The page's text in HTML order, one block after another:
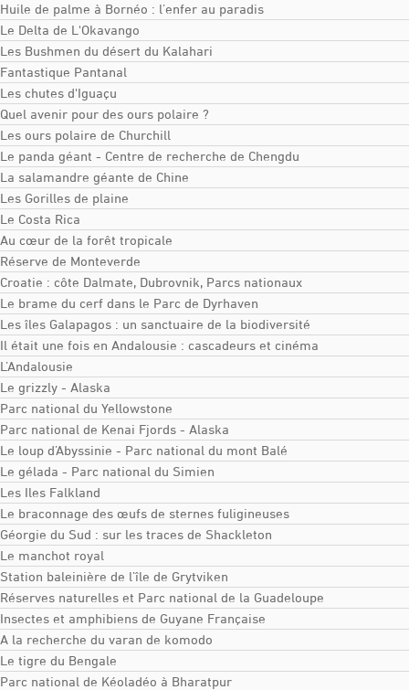
Huile de palme à Bornéo : l’enfer au paradis
Le Delta de L'Okavango
Les Bushmen du désert du Kalahari
Fantastique Pantanal
Les chutes d'Iguaçu
Quel avenir pour des ours polaire ?
Les ours polaire de Churchill
Le panda géant - Centre de recherche de Chengdu
La salamandre géante de Chine
Les Gorilles de plaine
Le Costa Rica
Au cœur de la forêt tropicale
Réserve de Monteverde
Croatie : côte Dalmate, Dubrovnik, Parcs nationaux
Le brame du cerf dans le Parc de Dyrhaven
Les îles Galapagos : un sanctuaire de la biodiversité
Il était une fois en Andalousie : cascadeurs et cinéma
L’Andalousie
Le grizzly - Alaska
Parc national du Yellowstone
Parc national de Kenai Fjords - Alaska
Le loup d’Abyssinie - Parc national du mont Balé
Le gélada - Parc national du Simien
Les Iles Falkland
Le braconnage des œufs de sternes fuligineuses
Géorgie du Sud : sur les traces de Shackleton
Le manchot royal
Station baleinière de l’île de Grytviken
Réserves naturelles et Parc national de la Guadeloupe
Insectes et amphibiens de Guyane Française
A la recherche du varan de komodo
Le tigre du Bengale
Parc national de Kéoladéo à Bharatpur